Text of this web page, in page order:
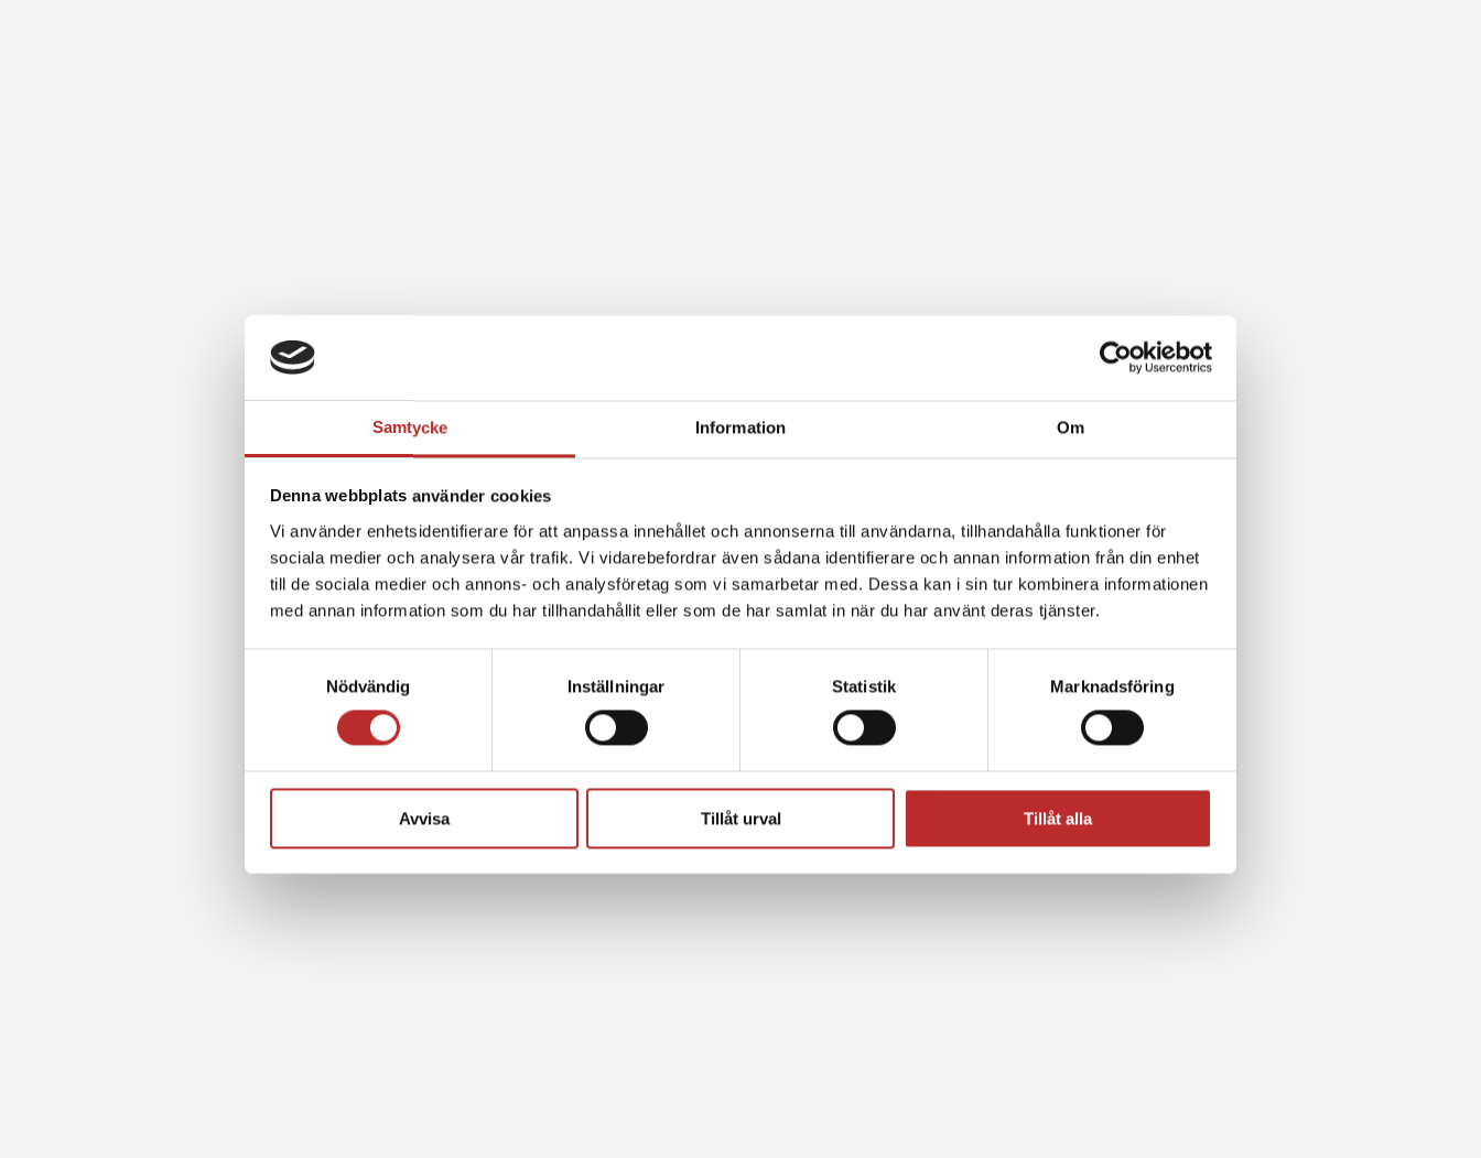
Samtycke Information Om
Denna webbplats använder cookies
Vi använder enhetsidentifierare för att anpassa innehållet och annonserna till användarna, tillhandahålla funktioner för
sociala medier och analysera vår trafik. Vi vidarebefordrar även sådana identifierare och annan information från din enhet
till de sociala medier och annons- och analysföretag som vi samarbetar med. Dessa kan i sin tur kombinera informationen
med annan information som du har tillhandahållit eller som de har samlat in när du har använt deras tjänster.
Nödvändig
Inställningar Statistik Marknadsföring
Avvisa Tillåt urval Tillåt alla